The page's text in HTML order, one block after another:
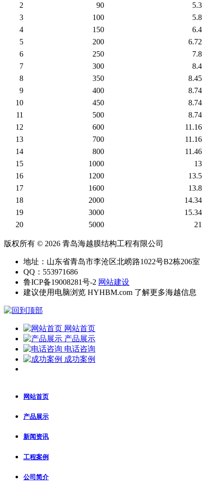
2
90
5.3
3
100
5.8
4
150
6.4
5
200
6.72
6
250
7.8
7
300
8.4
8
350
8.45
9
400
8.74
10
450
8.74
11
500
8.74
12
600
11.16
13
700
11.16
14
800
11.46
15
1000
13
16
1200
13.5
17
1600
13.8
18
2000
14.34
19
3000
15.34
20
5000 21
版权所有 © 2026 青岛海越膜结构工程有限公司
地址：山东省青岛市李沧区北崂路1022号B2栋206室
QQ：553971686
鲁ICP备19008281号-2 网站建设
建议使用电脑浏览 HYHBM.com 了解更多海越信息
网站首页
产品展示
电话咨询
成功案例
网站首页
产品展示
新闻资讯
工程案例
公司简介